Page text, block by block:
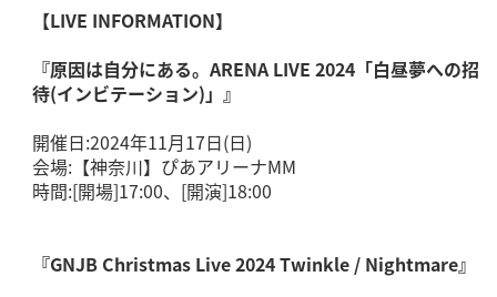
【LIVE INFORMATION】
『原因は自分にある。ARENA LIVE 2024「白昼夢への招
待(インビテーション)」』
開催日:2024年11月17日(日)
会場:【神奈川】ぴあアリーナMM
時間:[開場]17:00、[開演]18:00
『GNJB Christmas Live 2024 Twinkle / Nightmare』